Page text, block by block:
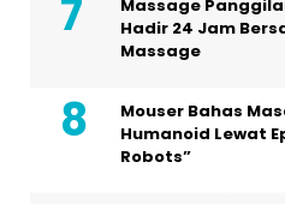
Massage
Hadir 24 Jam
Massage
Mouser Bahas
Humanoid Lewat
Robots”